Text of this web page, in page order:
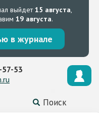
выйдет15 августа,
19 августа.
в журнале
Поиск
57-53